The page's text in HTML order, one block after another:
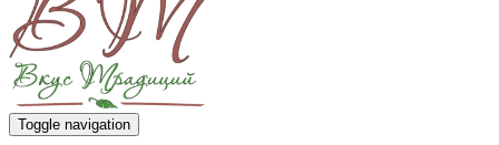
Toggle navigation